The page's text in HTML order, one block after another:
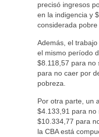
precisó ingresos
en la indigencia y
considerada pobre
Además, el
el mismo período
$8.118,57 para no
para no caer por
pobreza.
Por otra parte, un
$4.133,91 para no
$10.334,77 para
la CBA está